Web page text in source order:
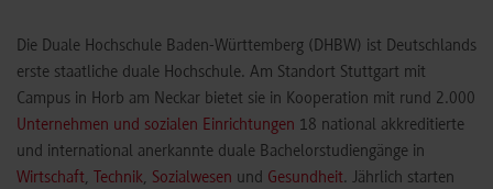
Die Duale Hochschule Baden-Württemberg (DHBW) ist Deutschlands
erste staatliche duale Hochschule. Am Standort Stuttgart mit
Campus in Horb am Neckar bietet sie in Kooperation mit rund 2.000
Unternehmen und sozialen Einrichtungen 18 national akkreditierte
und international anerkannte duale Bachelorstudiengänge in
Wirtschaft, Technik, Sozialwesen und Gesundheit. Jährlich starten